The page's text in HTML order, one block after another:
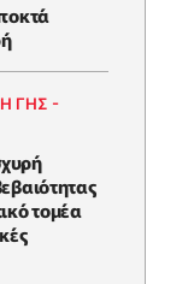
ΓΗΣ -
τομέα